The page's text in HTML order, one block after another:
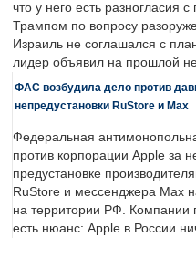
что у него есть
Трампом по вопросу
Израиль не соглашался с
лидер объявил на прошлой
ФАС возбудила дело против
непредустановки RuStore и Max
Федеральная
против корпорации Apple за
предустановке
RuStore и мессенджера Max
на территории РФ. Компании
есть нюанс: Apple в России